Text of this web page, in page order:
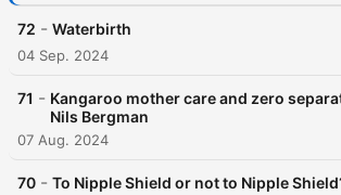
72 - Waterbirth
04 Sep. 2024
71 - Kangaroo mother care and zero
Nils Bergman
07 Aug. 2024
70 - To Nipple Shield or not to Nipple